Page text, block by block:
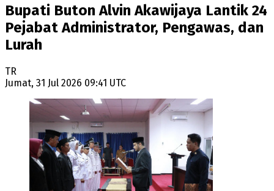
Bupati Buton Alvin Akawijaya Lantik 24
Pejabat Administrator, Pengawas, dan
Lurah
TR
Jumat, 31 Jul 2026 09:41 UTC